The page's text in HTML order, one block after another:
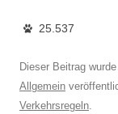
25.537
Dieser Beitrag
Allgemein
Verkehrsregeln.